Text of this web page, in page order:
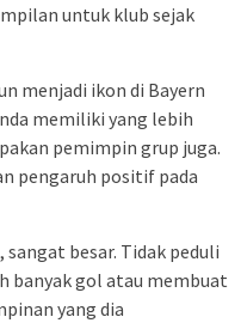
untuk klub sejak
menjadi ikon di Bayern
memiliki yang lebih
pemimpin grup juga.
pengaruh positif pada
besar. Tidak peduli
banyak gol atau membuat
yang dia